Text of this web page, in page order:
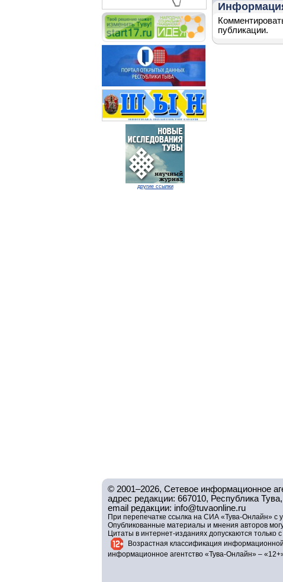
другие ссылки
публикации.
© 2001–2026, Сетевое информационное
адрес редакции: 667010, Республика
email редакции: info@tuvaonline.ru
При перепечатке ссылка на СИА «Тува-Онлайн» с
Опубликованные материалы и мнения авторов
Цитаты в интернет-изданиях допускаются только
Возрастная классификация
информационное агентство «Тува-Онлайн» –